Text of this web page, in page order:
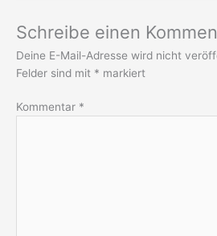
Schreibe einen
Deine E-Mail-Adresse wird nicht
Felder sind mit * markiert
Kommentar *